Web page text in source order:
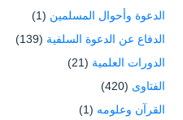
الدعوة وأحوال المسلمين (1)
الدفاع عن الدعوة السلفية (139)
الدورات العلمية (21)
الفتاوى (420)
القرآن وعلومه (1)